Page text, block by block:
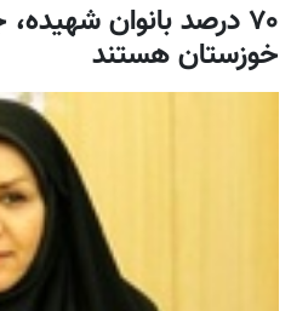
۷۰ درصد بانوان شهیده،
خوزستان هستند